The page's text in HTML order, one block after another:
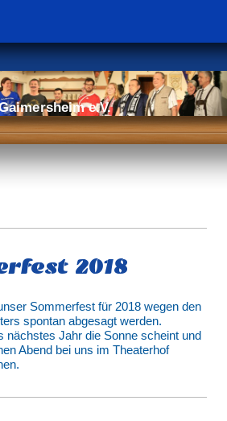
e.V.
2018
Sommerfest für 2018 wegen den
spontan abgesagt werden.
nächstes Jahr die Sonne scheint und
Abend bei uns im Theaterhof